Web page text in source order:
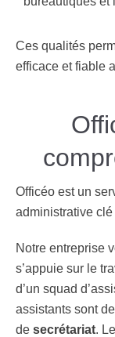
Ces qualités
efficace et fiable
Officéo est un
administrative clé
Notre entreprise
s’appuie sur le
d’un squad
assistants sont
de secrétariat.